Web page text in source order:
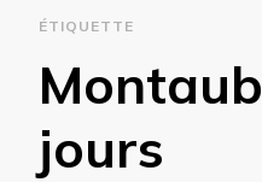
ÉTIQUETTE
jours